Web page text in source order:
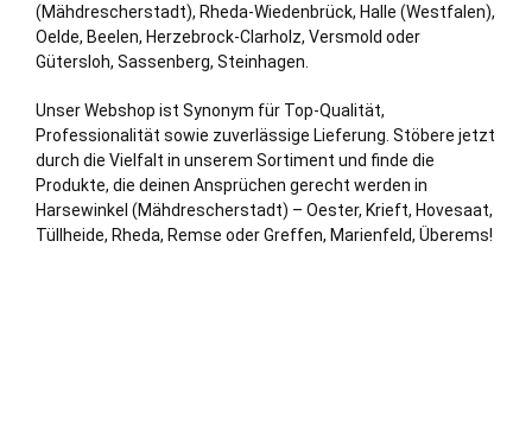
(Mähdrescherstadt), Rheda-Wiedenbrück, Halle (Westfalen),
Oelde, Beelen, Herzebrock-Clarholz, Versmold oder
Gütersloh, Sassenberg, Steinhagen
Unser Webshop ist Synonym für Top-Qualität,
Professionalität sowie zuverlässige Lieferung. Stöbere jetzt
durch die Vielfalt in unserem Sortiment und finde die
Produkte, die deinen Ansprüchen gerecht werden in
Harsewinkel (Mähdrescherstadt) – Oester, Krieft, Hovesaat,
Tüllheide, Rheda, Remse oder Greffen, Marienfeld, Überems!